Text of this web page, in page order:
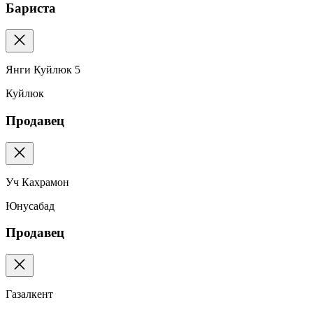
Бариста
Янги Куйлюк 5
Куйлюк
Продавец
Уч Кахрамон
Юнусабад
Продавец
Газалкент